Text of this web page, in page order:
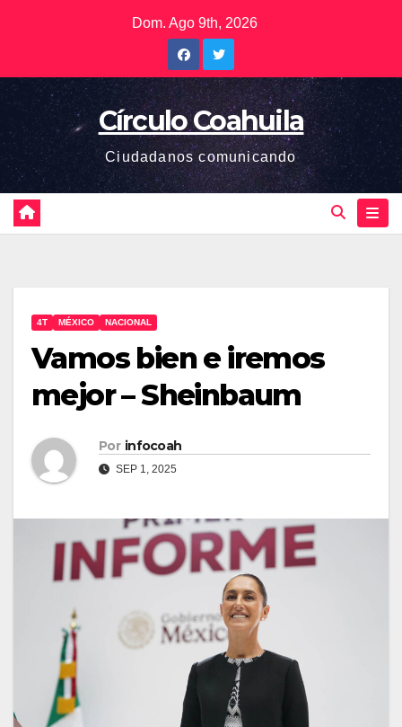
Dom. Ago 9th, 2026
Círculo Coahuila
Ciudadanos comunicando
4T MÉXICO NACIONAL
Vamos bien e iremos
mejor – Sheinbaum
Por infocoah
SEP 1, 2025